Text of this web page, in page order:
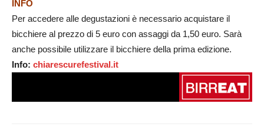
INFO
Per accedere alle degustazioni è necessario acquistare il
bicchiere al prezzo di 5 euro con assaggi da 1,50 euro. Sarà
anche possibile utilizzare il bicchiere della prima edizione.
Info: chiarescurefestival.it